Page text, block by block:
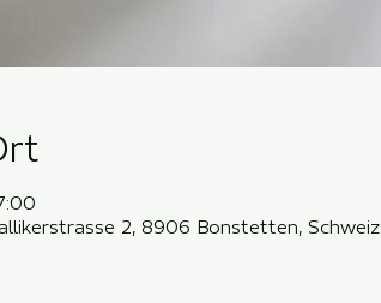
2, 8906 Bonstetten, Schweiz